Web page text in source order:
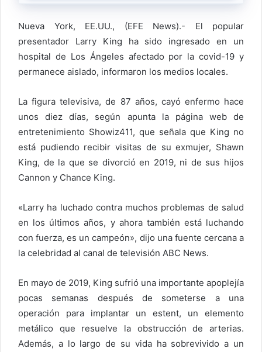
Nueva York, EE.UU., (EFE News).- El popular
presentador Larry King ha sido ingresado en un
hospital de Los Ángeles afectado por la covid-19 y
permanece aislado, informaron los medios locales.
La figura televisiva, de 87 años, cayó enfermo hace
unos diez días, según apunta la página web de
entretenimiento Showiz411, que señala que King no
está pudiendo recibir visitas de su exmujer, Shawn
King, de la que se divorció en 2019, ni de sus hijos
Cannon y Chance King.
«Larry ha luchado contra muchos problemas de salud
en los últimos años, y ahora también está luchando
con fuerza, es un campeón», dijo una fuente cercana a
la celebridad al canal de televisión ABC News.
En mayo de 2019, King sufrió una importante apoplejía
pocas semanas después de someterse a una
operación para implantar un estent, un elemento
metálico que resuelve la obstrucción de arterias.
Además, a lo largo de su vida ha sobrevivido a un